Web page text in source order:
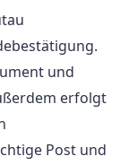
und
erfolgt
Post und